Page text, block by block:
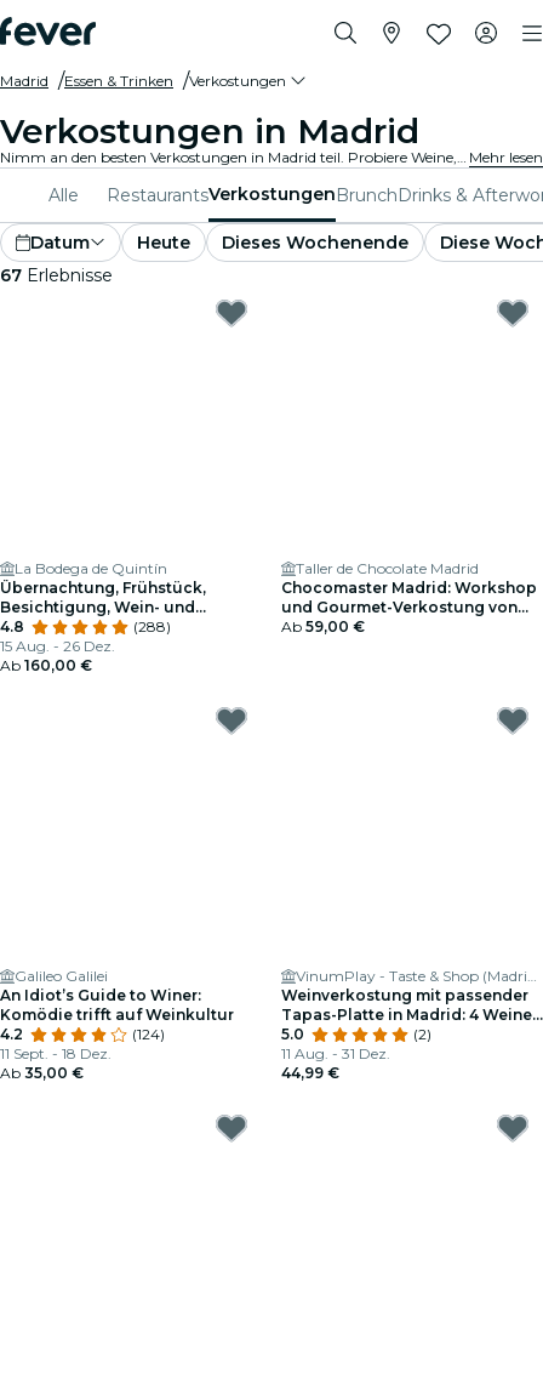
Madrid Essen & Trinken Verkostungen
Verkostungen in Madrid
Nimm an den besten Verkostungen in Madrid teil. Probiere Weine, handwerklich gebraute Biere und Gourmetgerichte und erfahre dabei wissenswerte Einzelheiten von Experten. Mehr lesen
Alle RestaurantsVerkostungenBrunchDrinks &
Datum Heute Dieses Wochenende
Diese
67 Erlebnisse
La Bodega de Quintín
Übernachtung, Frühstück,
Besichtigung, Wein- und
Käseverkostung.
4.8
(288)
15 Aug. - 26 Dez.
Ab 160,00 €
Taller de Chocolate Madrid
Chocomaster Madrid: Workshop
und Gourmet-Verkostung von
Professionellen Pralinen
Ab 59,00 €
Galileo Galilei
An Idiot’s Guide to Winer:
Komödie trifft auf Weinkultur
4.2
(124)
11 Sept. - 18 Dez.
Ab 35,00 €
VinumPlay - Taste & Shop (Madrid - Las Letras)
Weinverkostung mit passender
Tapas-Platte in Madrid: 4 Weine
+ 4 Tapas
5.0
(2)
11 Aug. - 31 Dez.
44,99 €